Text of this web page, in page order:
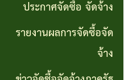
บริหาร
จัดการ
เสี่ยง
ประกาศจัดซื้อ จัดจ้าง
รายงานผลการจัดซื้อจัด
จ้าง